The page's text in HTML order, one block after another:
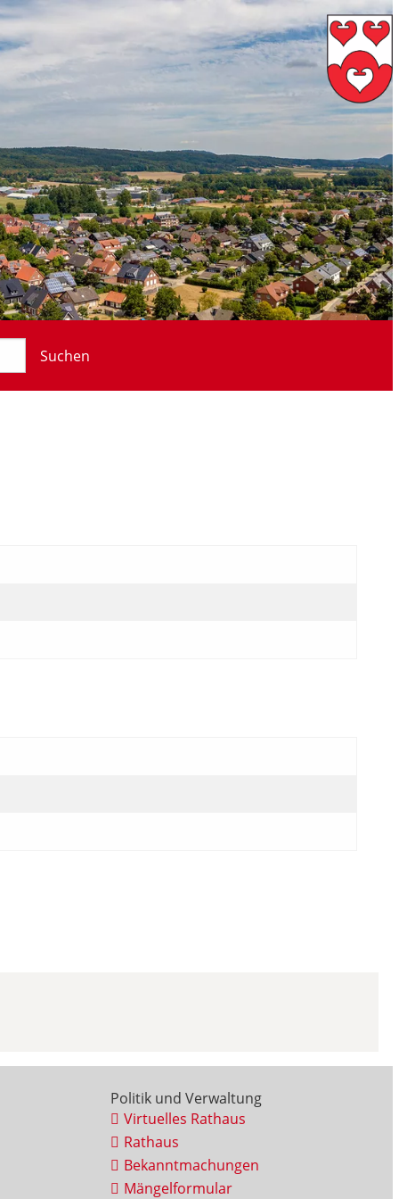
Suchen
Politik und Verwaltung
Virtuelles Rathaus
Rathaus
Bekanntmachungen
Mängelformular